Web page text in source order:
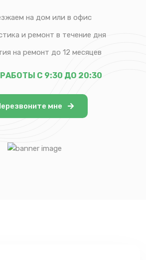
на дом или в офис
и ремонт в течение дня
на ремонт до 12 месяцев
С 9:30 ДО 20:30
мне